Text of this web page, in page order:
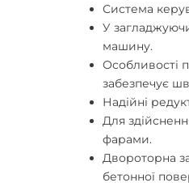
Система
У
машину.
Особливості
забезпечує
Надійні
Для
фарами.
Двороторна
бетонної